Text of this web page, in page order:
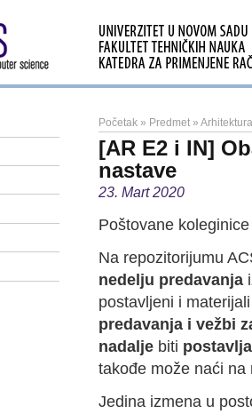
Početak » Predmet »
[AR E2 i IN]
nastave
23. Mart 2020
Poštovane
Na repozitorijumu
nedelju predavanja
postavljeni i
predavanja i vežbi
nadalje biti
takođe može naći na
Jedina izmena u